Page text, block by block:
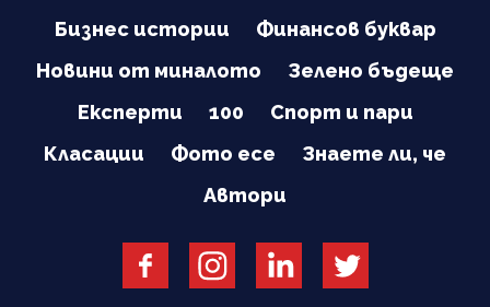
Бизнес истории
Финансов буквар
Новини от миналото
Зелено бъдеще
Експерти
100
Спорт и пари
Класации
Фото есе
Знаете ли, че
Автори